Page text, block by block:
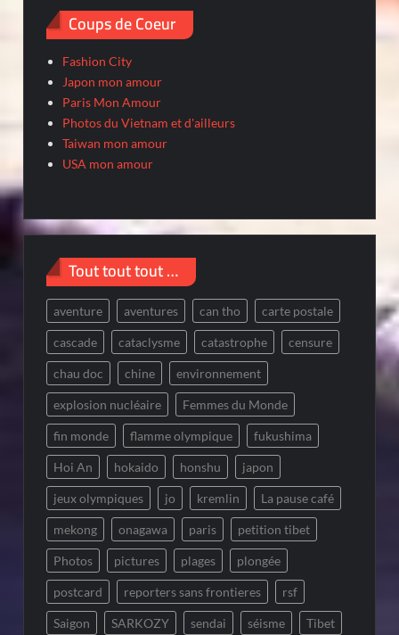
Coups de Coeur
Fashion City
Japon mon amour
Paris Mon Amour
Photos du Vietnam et d'ailleurs
Taiwan mon amour
USA mon amour
Tout tout tout …
aventure aventures can tho carte postale
cascade cataclysme catastrophe censure
chau doc chine environnement
explosion nucléaire Femmes du Monde
fin monde flamme olympique fukushima
Hoi An hokaido honshu japon
jeux olympiques jo kremlin La pause café
mekong onagawa paris petition tibet
Photos pictures plages plongée
postcard reporters sans frontieres rsf
Saigon SARKOZY sendai séisme Tibet